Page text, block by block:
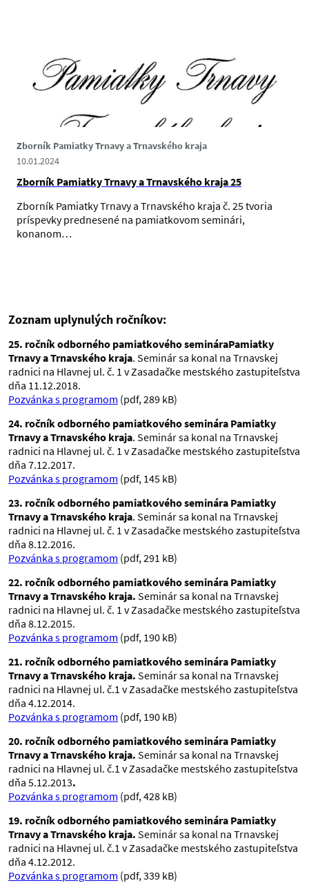
Zborník Pamiatky Trnavy a Trnavského kraja
10.01.2024
Zborník Pamiatky Trnavy a Trnavského kraja 25
Zborník Pamiatky Trnavy a Trnavského kraja č. 25 tvoria
príspevky prednesené na pamiatkovom seminári,
konanom…
Zoznam uplynulých ročníkov:
25. ročník odborného pamiatkového semináraPamiatky
Trnavy a Trnavského kraja. Seminár sa konal na Trnavskej
radnici na Hlavnej ul. č. 1 v Zasadačke mestského zastupiteľstva
dňa 11.12.2018.
Pozvánka s programom (pdf, 289 kB)
24. ročník odborného pamiatkového seminára Pamiatky
Trnavy a Trnavského kraja. Seminár sa konal na Trnavskej
radnici na Hlavnej ul. č. 1 v Zasadačke mestského zastupiteľstva
dňa 7.12.2017.
Pozvánka s programom (pdf, 145 kB)
23. ročník odborného pamiatkového seminára Pamiatky
Trnavy a Trnavského kraja. Seminár sa konal na Trnavskej
radnici na Hlavnej ul. č. 1 v Zasadačke mestského zastupiteľstva
dňa 8.12.2016.
Pozvánka s programom (pdf, 291 kB)
22. ročník odborného pamiatkového seminára Pamiatky
Trnavy a Trnavského kraja. Seminár sa konal na Trnavskej
radnici na Hlavnej ul. č. 1 v Zasadačke mestského zastupiteľstva
dňa 8.12.2015.
Pozvánka s programom (pdf, 190 kB)
21. ročník odborného pamiatkového seminára Pamiatky
Trnavy a Trnavského kraja. Seminár sa konal na Trnavskej
radnici na Hlavnej ul. č.1 v Zasadačke mestského zastupiteľstva
dňa 4.12.2014.
Pozvánka s programom (pdf, 190 kB)
20. ročník odborného pamiatkového seminára Pamiatky
Trnavy a Trnavského kraja. Seminár sa konal na Trnavskej
radnici na Hlavnej ul. č.1 v Zasadačke mestského zastupiteľstva
dňa 5.12.2013.
Pozvánka s programom (pdf, 428 kB)
19. ročník odborného pamiatkového seminára Pamiatky
Trnavy a Trnavského kraja. Seminár sa konal na Trnavskej
radnici na Hlavnej ul. č.1 v Zasadačke mestského zastupiteľstva
dňa 4.12.2012.
Pozvánka s programom (pdf, 339 kB)